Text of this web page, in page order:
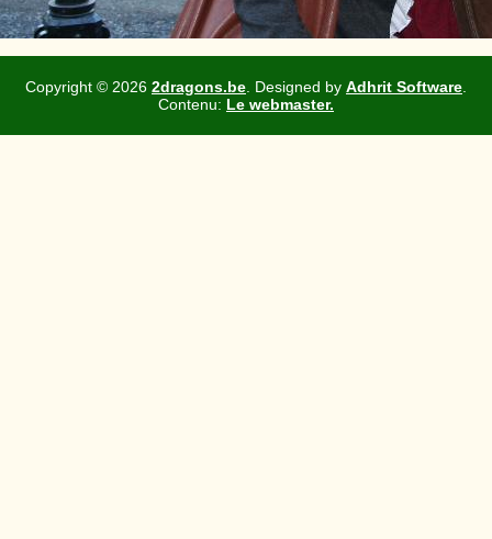
Copyright © 2026 2dragons.be . Designed by Adhrit Software
Contenu: Le webmaster.